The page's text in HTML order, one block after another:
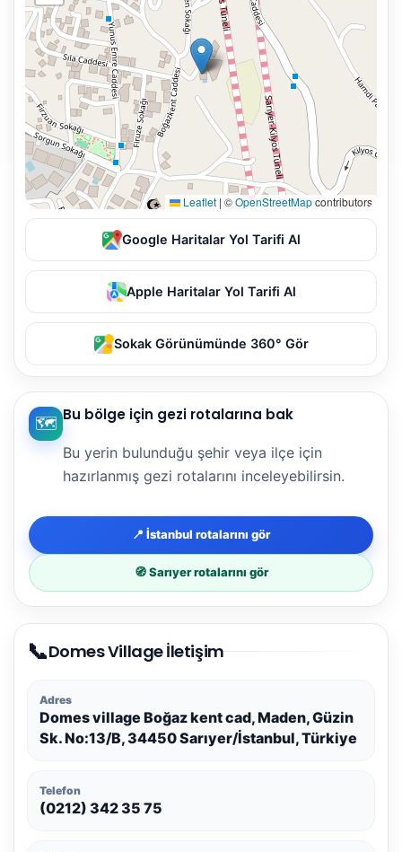
Leaflet | ©OpenStreetMapcontributors
Google Haritalar Yol Tarifi Al
Apple Haritalar Yol Tarifi Al
Sokak Görünümünde 360° Gör
🗺️ Bu bölge için gezi rotalarına bak
Bu yerin bulunduğu şehir veya ilçe için
hazırlanmış gezi rotalarını inceleyebilirsin.
📍 İstanbul rotalarını gör
🧭 Sarıyer rotalarını gör
📞Domes Village İletişim
Adres
Domes village Boğaz kent cad, Maden, Güzin
Sk. No:13/B, 34450 Sarıyer/İstanbul, Türkiye
Telefon
(0212) 342 35 75